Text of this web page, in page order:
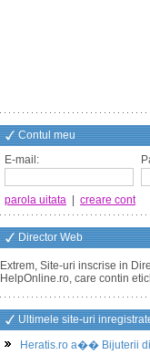
Contul meu
E-mail:
parola uitata creare cont
Director Web
Extrem, Site-uri inscrise in
HelpOnline.ro, care contin
Ultimele site-uri
Heratis.ro a�� Bijuterii